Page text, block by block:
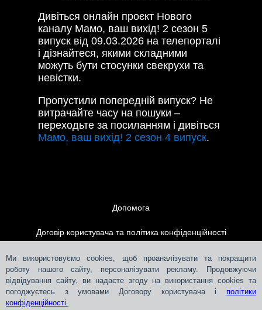
Ми використовуємо cookies, щоб проаналізувати та покращити
роботу нашого сайту, персоналізувати рекламу. Продовжуючи
відвідування сайту, ви надаєте згоду на використання cookies та
погоджуєтесь з умовами Договору користувача і політики
конфіденційності.
Дивіться онлайн проєкт Нового
каналу Мамо, ваш вихід! 2 сезон 5
випуск від 09.03.2026 на телепорталі
і дізнайтеся, якими складними
можуть бути стосунки свекрухи та
невістки.
Пропустили попередній випуск? Не
витрачайте часу на пошуки –
переходьте за посиланням і дивіться
Мамо, ваш вихід! 2 сезон 4 випуск.
Допомога
Договір користувача та політика конфіденційності
Контакти
Розміщення реклами